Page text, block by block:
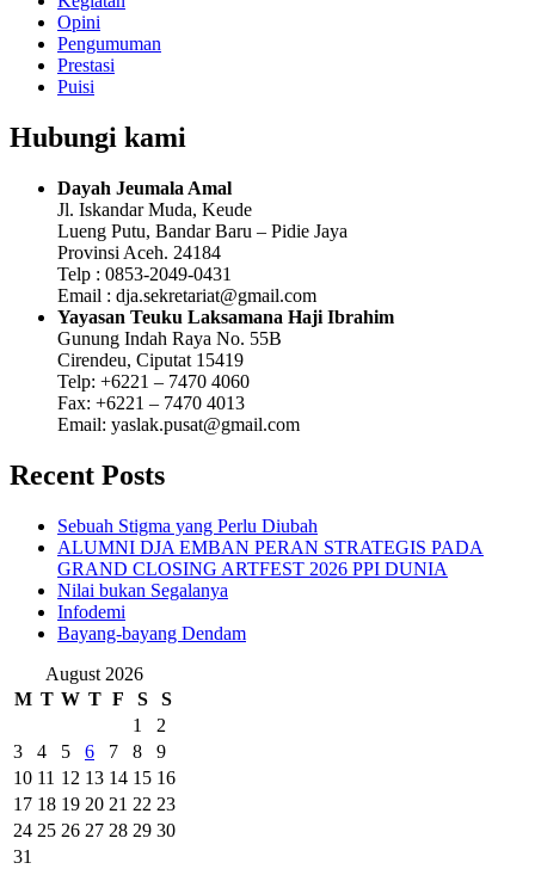
Opini
Pengumuman
Prestasi
Puisi
Hubungi kami
Dayah Jeumala Amal
Jl. Iskandar Muda, Keude
Lueng Putu, Bandar Baru – Pidie Jaya
Provinsi Aceh. 24184
Telp : 0853-2049-0431
Email : dja.sekretariat@gmail.com
Yayasan Teuku Laksamana Haji Ibrahim
Gunung Indah Raya No. 55B
Cirendeu, Ciputat 15419
Telp: +6221 – 7470 4060
Fax: +6221 – 7470 4013
Email: yaslak.pusat@gmail.com
Recent Posts
Sebuah Stigma yang Perlu Diubah
ALUMNI DJA EMBAN PERAN STRATEGIS PADA
GRAND CLOSING ARTFEST 2026 PPI DUNIA
Nilai bukan Segalanya
Infodemi
Bayang-bayang Dendam
August 2026
M T W T F S
S
1
2
3
4 5 6 7 8
9
10 11 12 13 14 15 16
17 18 19 20 21 22 23
24 25 26 27 28 29 30
31